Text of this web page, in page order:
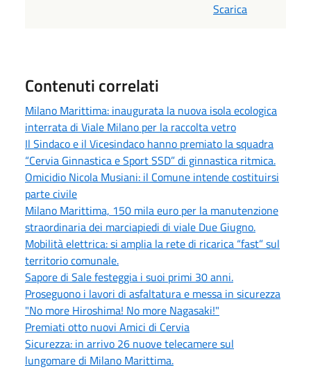
Scarica
Contenuti correlati
Milano Marittima: inaugurata la nuova isola ecologica
interrata di Viale Milano per la raccolta vetro
Il Sindaco e il Vicesindaco hanno premiato la squadra
“Cervia Ginnastica e Sport SSD” di ginnastica ritmica.
Omicidio Nicola Musiani: il Comune intende costituirsi
parte civile
Milano Marittima, 150 mila euro per la manutenzione
straordinaria dei marciapiedi di viale Due Giugno.
Mobilità elettrica: si amplia la rete di ricarica “fast” sul
territorio comunale.
Sapore di Sale festeggia i suoi primi 30 anni.
Proseguono i lavori di asfaltatura e messa in sicurezza
"No more Hiroshima! No more Nagasaki!"
Premiati otto nuovi Amici di Cervia
Sicurezza: in arrivo 26 nuove telecamere sul
lungomare di Milano Marittima.